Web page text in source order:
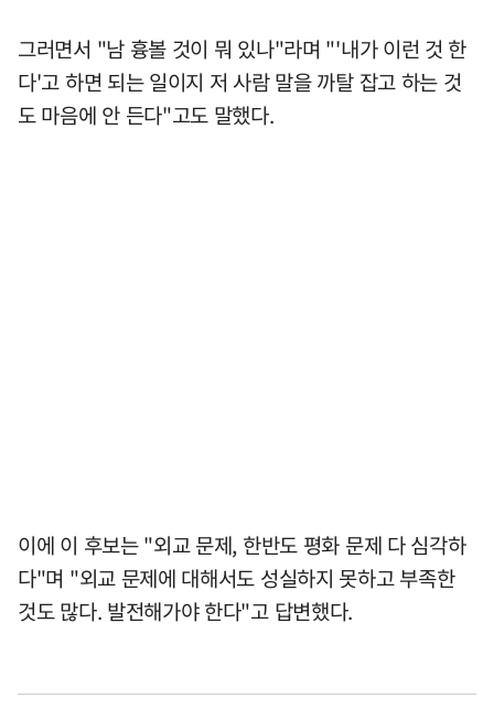
그러면서 "남 흉볼 것이 뭐 있나"라며 "'내가 이런 것 한
다'고 하면 되는 일이지 저 사람 말을 까탈 잡고 하는 것
도 마음에 안 든다"고도 말했다.
이에 이 후보는 "외교 문제, 한반도 평화 문제 다 심각하
다"며 "외교 문제에 대해서도 성실하지 못하고 부족한
것도 많다. 발전해가야 한다"고 답변했다.